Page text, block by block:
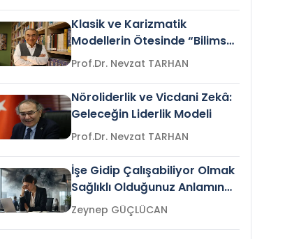
Klasik ve Karizmatik
Modellerin Ötesinde “Bilimsel
Liderlik”
Prof.Dr. Nevzat TARHAN
Nöroliderlik ve Vicdani Zekâ:
Geleceğin Liderlik Modeli
Prof.Dr. Nevzat TARHAN
İşe Gidip Çalışabiliyor Olmak
Sağlıklı Olduğunuz Anlamına
Gelir mi?Zeynep GÜÇLÜCAN